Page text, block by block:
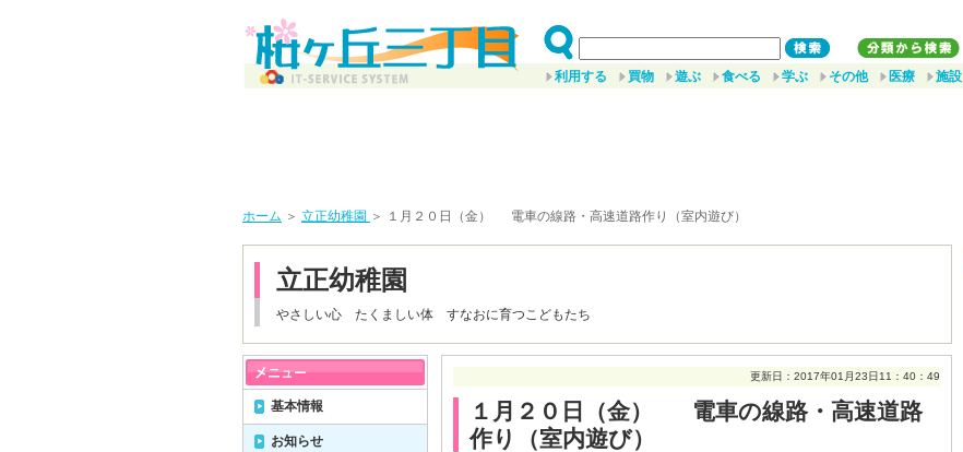
利用する 買物 遊ぶ 食べる 学ぶ その他 医療 施設
ホーム ＞ 立正幼稚園 ＞ １月２０日（金） 電車の線路・高速道路作り（室内遊び）
立正幼稚園
やさしい心 たくましい体 すなおに育つこどもたち
更新日：2017年01月23日11：40：49
１月２０日（金） 電車の線路・高速道路
作り（室内遊び）
基本情報
お知らせ